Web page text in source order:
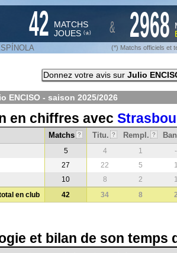
42 MATCHS
JOUES (*) & 2968
(*) Matchs officiels et
Donnez votre avis sur Julio
ENCISO - saison 2025/2026
en chiffres avec
Matchs ? Titu. ? Rempl. ?
5 4 1
-
27 22 5
10 8 2
en club
42 34 8
et bilan de son temps